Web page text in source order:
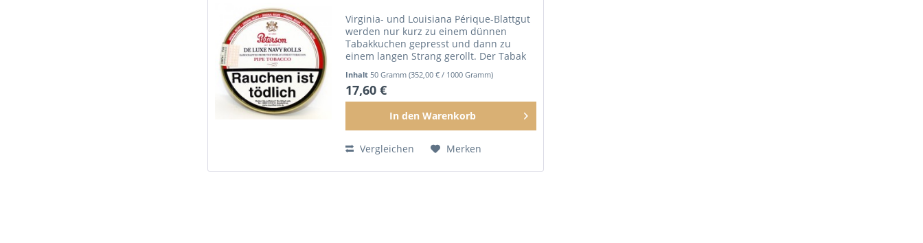
Virginia- und Louisiana Périque-Blattgut
werden nur kurz zu einem dünnen
Tabakkuchen gepresst und dann zu
einem langen Strang gerollt. Der Tabak
und wird danach in dünne Scheiben
geschnitten.
Inhalt 50 Gramm(352,00 € / 1000 Gramm)
17,60 €
In den Warenkorb
Vergleichen Merken